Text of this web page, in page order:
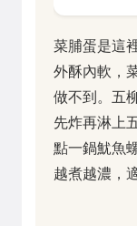
菜脯蛋是這
外酥內軟，
做不到。五
先炸再淋上
點一鍋魷魚
越煮越濃，